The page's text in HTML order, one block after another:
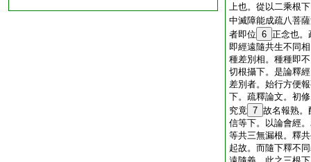
上也。從以二乘根
中滅障能成疏八菩
者即位 6 正念也。
即經遠隨共生不同
種差別相。種種即
切根攝下。是論釋
差別者。始行方便
下。疏釋論文。初
究竟 7 故名報熟。
信等下。以論會經
等共三無漏根。釋
起故。而隨下釋不